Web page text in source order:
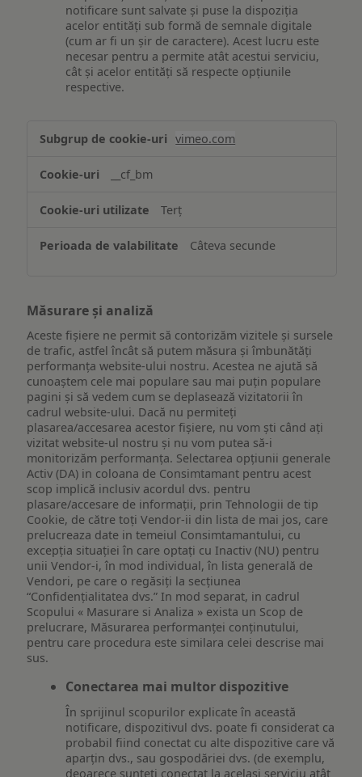
notificare sunt salvate și puse la dispoziția
acelor entități sub formă de semnale digitale
(cum ar fi un șir de caractere). Acest lucru este
necesar pentru a permite atât acestui serviciu,
cât și acelor entități să respecte opțiunile
respective.
Asigurarea
funcționalităților
website-
ului
vimeo.com
__cf_bm
Terț
Câteva secunde
Măsurare și analiză
Aceste fișiere ne permit să contorizăm vizitele și sursele
de trafic, astfel încât să putem măsura și îmbunătăți
performanța website-ului nostru. Acestea ne ajută să
cunoaștem cele mai populare sau mai puțin populare
pagini și să vedem cum se deplasează vizitatorii în
cadrul website-ului. Dacă nu permiteți
plasarea/accesarea acestor fișiere, nu vom ști când ați
vizitat website-ul nostru și nu vom putea să-i
monitorizăm performanța. Selectarea opțiunii generale
Activ (DA) in coloana de Consimtamant pentru acest
scop implică inclusiv acordul dvs. pentru
plasare/accesare de informații, prin Tehnologii de tip
Cookie, de către toți Vendor-ii din lista de mai jos, care
prelucreaza date in temeiul Consimtamantului, cu
excepția situației în care optați cu Inactiv (NU) pentru
unii Vendor-i, în mod individual, în lista generală de
Vendori, pe care o regăsiți la secțiunea
“Confidențialitatea dvs.” In mod separat, in cadrul
Scopului « Masurare si Analiza » exista un Scop de
prelucrare, Măsurarea performanței conținutului,
pentru care procedura este similara celei descrise mai
sus.
Conectarea mai multor dispozitive
În sprijinul scopurilor explicate în această
notificare, dispozitivul dvs. poate fi considerat ca
probabil fiind conectat cu alte dispozitive care vă
aparțin dvs., sau gospodăriei dvs. (de exemplu,
deoarece sunteți conectat la același serviciu atât